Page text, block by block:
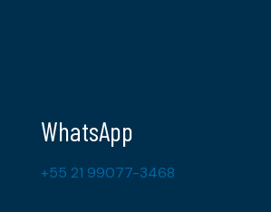
WhatsApp
+55 21 99077-3468